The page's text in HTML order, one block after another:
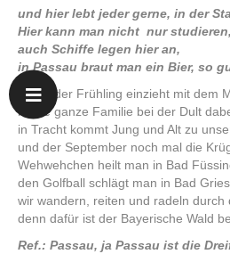
und hier lebt jeder gerne, in der
Hier kann man nicht nur studieren,
auch Schiffe legen hier an,
in Passau braut man ein Bier, so
Wenn der Frühling einzieht mit dem
ist die ganze Familie bei der Dult
in Tracht kommt Jung und Alt zu
und der September noch mal die
Wehwehchen heilt man in Bad
den Golfball schlägt man in Bad
wir wandern, reiten und radeln durch
denn dafür ist der Bayerische Wald
Ref.: Passau, ja Passau ist die